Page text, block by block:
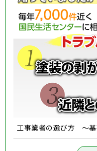
工事業者の選び方 ～